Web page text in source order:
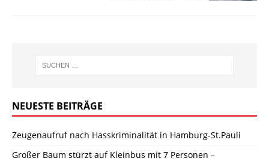
NEUESTE BEITRÄGE
Zeugenaufruf nach Hasskriminalität in Hamburg-St.Pauli
Großer Baum stürzt auf Kleinbus mit 7 Personen –